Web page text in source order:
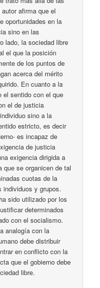
afirma que el
oportunidades en la
sino en las
lado, la sociedad libre
el que la posición
de los puntos de
acerca del mérito
En cuanto a la
el sentido con el que
el de justicia
sino a la
estricto, es decir
es incapaz de
de justicia
exigencia dirigida a
que se organicen de tal
cuotas de la
individuos y grupos.
sido utilizado por los
determinados
con el socialismo.
analogía con la
debe distribuir
en conflicto con la
que el gobierno debe
libre.